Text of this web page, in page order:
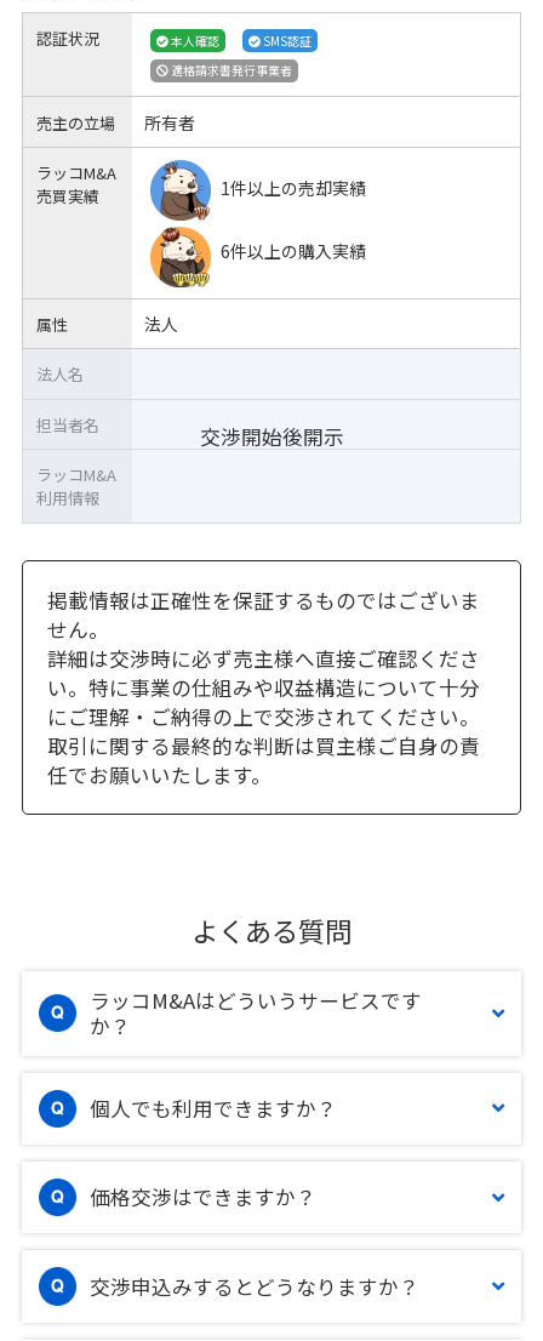
認証状況 本人確認
SMS認証
適格請求書発行事業者
売主の立場 所有者
ラッコM&A
売買実績
1件以上の売却実績
6件以上の購入実績
属性 法人
交渉開始後開示
法人名
担当者名
ラッコM&A
利用情報
掲載情報は正確性を保証するものではございま
せん。
詳細は交渉時に必ず売主様へ直接ご確認くださ
い。特に事業の仕組みや収益構造について十分
にご理解・ご納得の上で交渉されてください。
取引に関する最終的な判断は買主様ご自身の責
任でお願いいたします。
よくある質問
ラッコM&Aはどういうサービスです
か？
個人でも利用できますか？
価格交渉はできますか？
交渉申込みするとどうなりますか？